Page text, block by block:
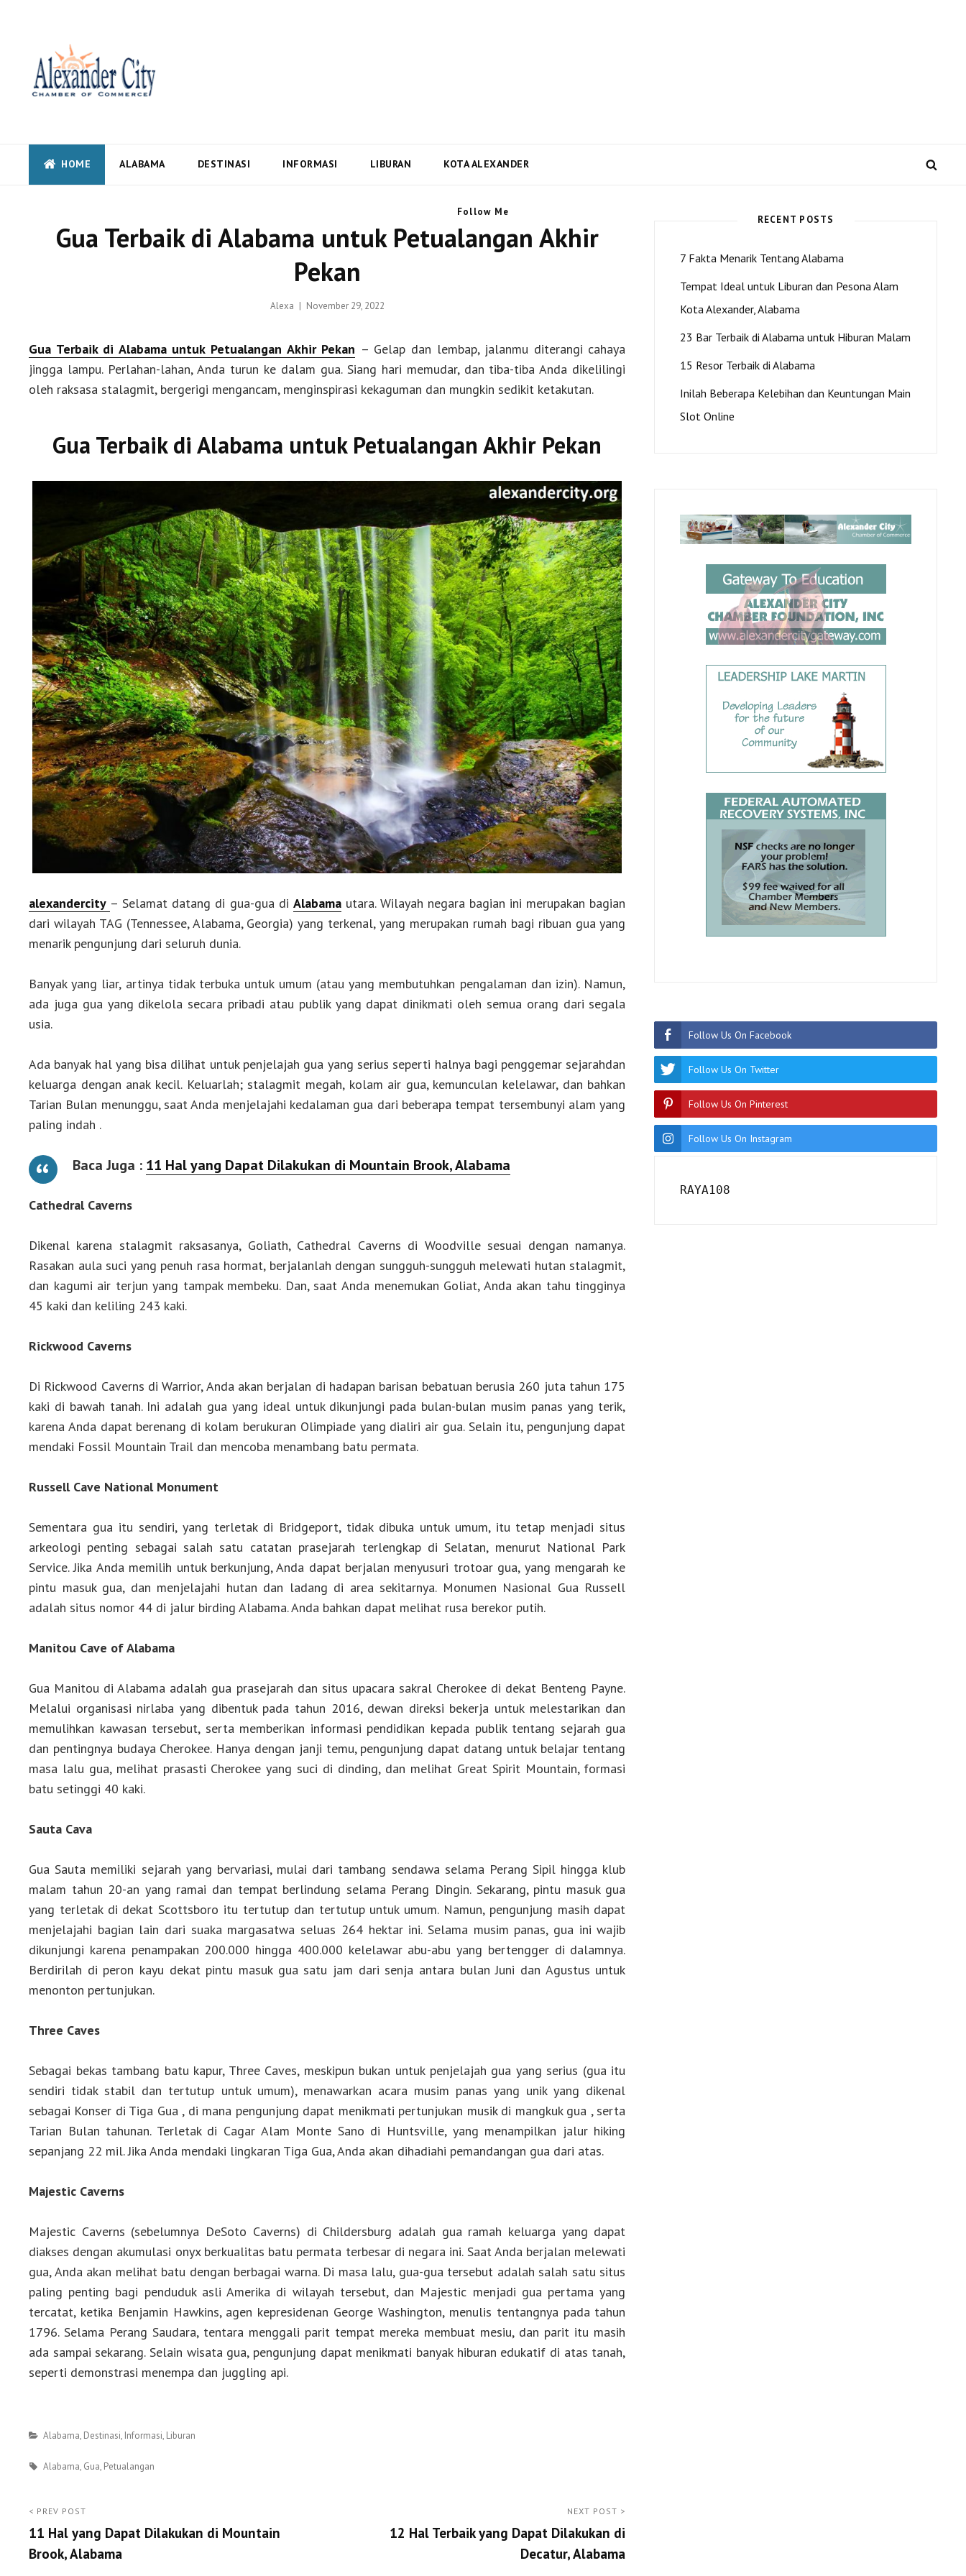
Alexandercity – Informasi Dan Berita Terbaru Negara US dan Kota Alexander
Alabama
HOME ALABAMA DESTINASI INFORMASI LIBURAN KOTA ALEXANDER
Gua Terbaik di Alabama untuk Petualangan Akhir
Pekan
Alexa
Posted
November 29, 2022
Gua Terbaik di Alabama untuk Petualangan Akhir Pekan – Gelap dan lembap, jalanmu diterangi cahaya
jingga lampu. Perlahan-lahan, Anda turun ke dalam gua. Siang hari memudar, dan tiba-tiba Anda dikelilingi
oleh raksasa stalagmit, bergerigi mengancam, menginspirasi kekaguman dan mungkin sedikit ketakutan.
Gua Terbaik di Alabama untuk Petualangan Akhir Pekan
alexandercity – Selamat datang di gua-gua di Alabama utara. Wilayah negara bagian ini merupakan bagian
dari wilayah TAG (Tennessee, Alabama, Georgia) yang terkenal, yang merupakan rumah bagi ribuan gua yang
menarik pengunjung dari seluruh dunia.
Banyak yang liar, artinya tidak terbuka untuk umum (atau yang membutuhkan pengalaman dan izin). Namun,
ada juga gua yang dikelola secara pribadi atau publik yang dapat dinikmati oleh semua orang dari segala
usia.
Ada banyak hal yang bisa dilihat untuk penjelajah gua yang serius seperti halnya bagi penggemar sejarahdan
keluarga dengan anak kecil. Keluarlah; stalagmit megah, kolam air gua, kemunculan kelelawar, dan bahkan
Tarian Bulan menunggu, saat Anda menjelajahi kedalaman gua dari beberapa tempat tersembunyi alam yang
paling indah .
Baca Juga : 11 Hal yang Dapat Dilakukan di Mountain Brook, Alabama
Cathedral Caverns
Dikenal karena stalagmit raksasanya, Goliath, Cathedral Caverns di Woodville sesuai dengan namanya.
Rasakan aula suci yang penuh rasa hormat, berjalanlah dengan sungguh-sungguh melewati hutan stalagmit,
dan kagumi air terjun yang tampak membeku. Dan, saat Anda menemukan Goliat, Anda akan tahu tingginya
45 kaki dan keliling 243 kaki.
Rickwood Caverns
Di Rickwood Caverns di Warrior, Anda akan berjalan di hadapan barisan bebatuan berusia 260 juta tahun 175
kaki di bawah tanah. Ini adalah gua yang ideal untuk dikunjungi pada bulan-bulan musim panas yang terik,
karena Anda dapat berenang di kolam berukuran Olimpiade yang dialiri air gua. Selain itu, pengunjung dapat
mendaki Fossil Mountain Trail dan mencoba menambang batu permata.
Russell Cave National Monument
Sementara gua itu sendiri, yang terletak di Bridgeport, tidak dibuka untuk umum, itu tetap menjadi situs
arkeologi penting sebagai salah satu catatan prasejarah terlengkap di Selatan, menurut National Park
Service. Jika Anda memilih untuk berkunjung, Anda dapat berjalan menyusuri trotoar gua, yang mengarah ke
pintu masuk gua, dan menjelajahi hutan dan ladang di area sekitarnya. Monumen Nasional Gua Russell
adalah situs nomor 44 di jalur birding Alabama. Anda bahkan dapat melihat rusa berekor putih.
Manitou Cave of Alabama
Gua Manitou di Alabama adalah gua prasejarah dan situs upacara sakral Cherokee di dekat Benteng Payne.
Melalui organisasi nirlaba yang dibentuk pada tahun 2016, dewan direksi bekerja untuk melestarikan dan
memulihkan kawasan tersebut, serta memberikan informasi pendidikan kepada publik tentang sejarah gua
dan pentingnya budaya Cherokee. Hanya dengan janji temu, pengunjung dapat datang untuk belajar tentang
masa lalu gua, melihat prasasti Cherokee yang suci di dinding, dan melihat Great Spirit Mountain, formasi
batu setinggi 40 kaki.
Sauta Cava
Gua Sauta memiliki sejarah yang bervariasi, mulai dari tambang sendawa selama Perang Sipil hingga klub
malam tahun 20-an yang ramai dan tempat berlindung selama Perang Dingin. Sekarang, pintu masuk gua
yang terletak di dekat Scottsboro itu tertutup dan tertutup untuk umum. Namun, pengunjung masih dapat
menjelajahi bagian lain dari suaka margasatwa seluas 264 hektar ini. Selama musim panas, gua ini wajib
dikunjungi karena penampakan 200.000 hingga 400.000 kelelawar abu-abu yang bertengger di dalamnya.
Berdirilah di peron kayu dekat pintu masuk gua satu jam dari senja antara bulan Juni dan Agustus untuk
menonton pertunjukan.
Three Caves
Sebagai bekas tambang batu kapur, Three Caves, meskipun bukan untuk penjelajah gua yang serius (gua itu
sendiri tidak stabil dan tertutup untuk umum), menawarkan acara musim panas yang unik yang dikenal
sebagai Konser di Tiga Gua , di mana pengunjung dapat menikmati pertunjukan musik di mangkuk gua , serta
Tarian Bulan tahunan. Terletak di Cagar Alam Monte Sano di Huntsville, yang menampilkan jalur hiking
sepanjang 22 mil. Jika Anda mendaki lingkaran Tiga Gua, Anda akan dihadiahi pemandangan gua dari atas.
Majestic Caverns
Majestic Caverns (sebelumnya DeSoto Caverns) di Childersburg adalah gua ramah keluarga yang dapat
diakses dengan akumulasi onyx berkualitas batu permata terbesar di negara ini. Saat Anda berjalan melewati
gua, Anda akan melihat batu dengan berbagai warna. Di masa lalu, gua-gua tersebut adalah salah satu situs
paling penting bagi penduduk asli Amerika di wilayah tersebut, dan Majestic menjadi gua pertama yang
tercatat, ketika Benjamin Hawkins, agen kepresidenan George Washington, menulis tentangnya pada tahun
1796. Selama Perang Saudara, tentara menggali parit tempat mereka membuat mesiu, dan parit itu masih
ada sampai sekarang. Selain wisata gua, pengunjung dapat menikmati banyak hiburan edukatif di atas tanah,
seperti demonstrasi menempa dan juggling api.
Categories
Alabama, Destinasi, Informasi, Liburan
Tags
Alabama, Gua, Petualangan
Post
navigation
< PREV POST
11 Hal yang Dapat Dilakukan di Mountain
Brook, Alabama
NEXT POST >
12 Hal Terbaik yang Dapat Dilakukan di
Decatur, Alabama
RECENT POSTS
7 Fakta Menarik Tentang Alabama
Tempat Ideal untuk Liburan dan Pesona Alam
Kota Alexander, Alabama
23 Bar Terbaik di Alabama untuk Hiburan Malam
15 Resor Terbaik di Alabama
Inilah Beberapa Kelebihan dan Keuntungan Main
Slot Online
Follow Me
Follow Us On Facebook
Follow Us On Twitter
Follow Us On Pinterest
Follow Us On Instagram
RAYA108